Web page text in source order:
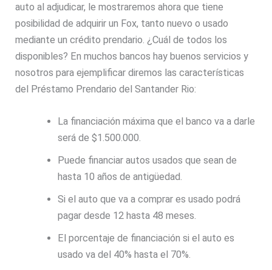
auto al adjudicar, le mostraremos ahora que tiene
posibilidad de adquirir un Fox, tanto nuevo o usado
mediante un crédito prendario. ¿Cuál de todos los
disponibles? En muchos bancos hay buenos servicios y
nosotros para ejemplificar diremos las características
del Préstamo Prendario del Santander Rio:
La financiación máxima que el banco va a darle
será de $1.500.000.
Puede financiar autos usados que sean de
hasta 10 años de antigüedad.
Si el auto que va a comprar es usado podrá
pagar desde 12 hasta 48 meses.
El porcentaje de financiación si el auto es
usado va del 40% hasta el 70%.